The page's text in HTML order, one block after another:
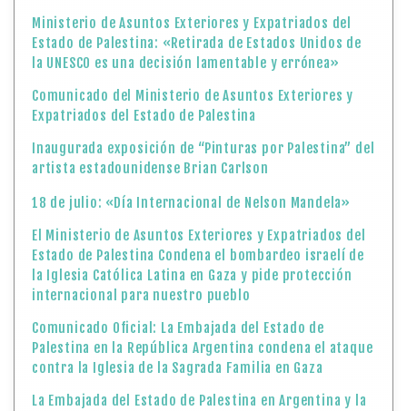
Ministerio de Asuntos Exteriores y Expatriados del
Estado de Palestina: «Retirada de Estados Unidos de
la UNESCO es una decisión lamentable y errónea»
Comunicado del Ministerio de Asuntos Exteriores y
Expatriados del Estado de Palestina
Inaugurada exposición de “Pinturas por Palestina” del
artista estadounidense Brian Carlson
18 de julio: «Día Internacional de Nelson Mandela»
El Ministerio de Asuntos Exteriores y Expatriados del
Estado de Palestina Condena el bombardeo israelí de
la Iglesia Católica Latina en Gaza y pide protección
internacional para nuestro pueblo
Comunicado Oficial: La Embajada del Estado de
Palestina en la República Argentina condena el ataque
contra la Iglesia de la Sagrada Familia en Gaza
La Embajada del Estado de Palestina en Argentina y la